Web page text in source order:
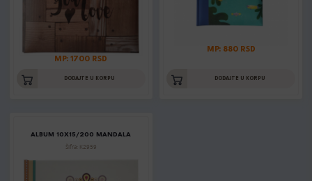
MP: 1700 RSD
DODAJTE U KORPU
MP: 880 RSD
DODAJTE U KORPU
ALBUM 10X15/200 MANDALA
Šifra: K2959